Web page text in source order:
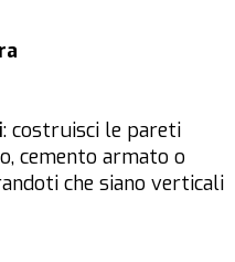
: costruisci le pareti
cemento armato o
che siano verticali